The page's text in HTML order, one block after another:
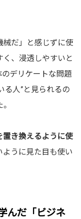
械だ」と感じずに使
、浸透しやすいと
デリケートな問題
る人”と見られるの
置き換えるように使
ように見た目も使い
んだ「ビジネ